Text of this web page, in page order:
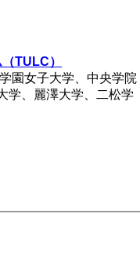
TULC）
園女子大学、中央学院
学、麗澤大学、二松学